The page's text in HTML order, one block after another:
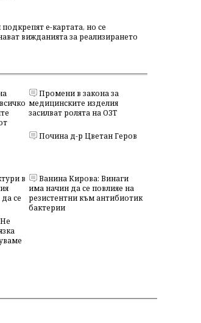
подкрепят е-картата, но се
вижданията за реализирането
Промени в закона за
медицинските изделия
засилват ролята на ОЗТ
Почина д-р Цветан Геров
в
се
Ванина Кирова: Винаги
има начин да се повлияе на
резистентни към антибиотик
бактерии